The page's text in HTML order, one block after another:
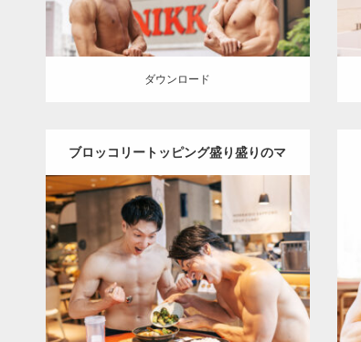
ダウンロード
ダウンロード
ブロッコリートッピング盛り盛りのマ
ッチョ
Update:
2025.07.21
Category: ココノススキノのマッチョ
オ
レンジの人 AKIHITO(細マッチョ)
SOSUKE 肩 空気椅子のマッチョ 札幌
（北海道）
ダウンロード